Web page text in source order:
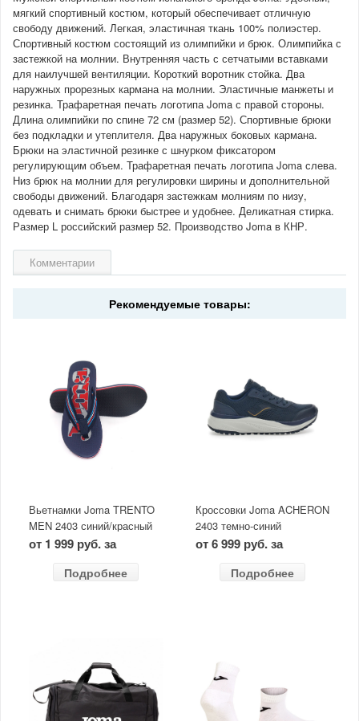
мягкий спортивный костюм, который обеспечивает отличную
свободу движений. Легкая, эластичная ткань 100% полиэстер.
Спортивный костюм состоящий из олимпийки и брюк. Олимпийка с
застежкой на молнии. Внутренняя часть с сетчатыми вставками
для наилучшей вентиляции. Короткий воротник стойка. Два
наружных прорезных кармана на молнии. Эластичные манжеты и
резинка. Трафаретная печать логотипа Joma с правой стороны.
Длина олимпийки по спине 72 см (размер 52). Спортивные брюки
без подкладки и утеплителя. Два наружных боковых кармана.
Брюки на эластичной резинке с шнурком фиксатором
регулирующим объем. Трафаретная печать логотипа Joma слева.
Низ брюк на молнии для регулировки ширины и дополнительной
свободы движений. Благодаря застежкам молниям по низу,
одевать и снимать брюки быстрее и удобнее. Деликатная стирка.
Размер L российский размер 52. Производство Joma в КНР.
Комментарии
Рекомендуемые товары:
Вьетнамки Joma TRENTO
MEN 2403 синий/красный
от 1 999 руб. за
Подробнее
Кроссовки Joma ACHERON
2403 темно-синий
от 6 999 руб. за
Подробнее